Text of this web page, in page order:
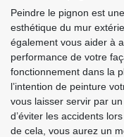
Peindre le pignon est
esthétique du mur
également vous aider à
performance de votre
fonctionnement dans la
l’intention de peinture
vous laisser servir par
d’éviter les accidents
de cela, vous aurez un